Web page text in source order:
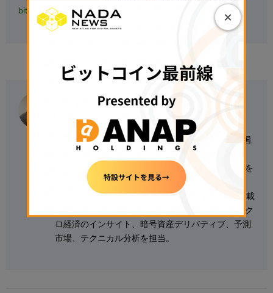
bitFlyer
つ
▷無料で口座開設する
Ibrahim Ajibade
金融マーケットアナリスト。ナイジェリアの
University of Ibadan（イバダン大学）卒業後、同国
の大手銀行Access Bankで法人向け業務を担当。
2020年以降、暗号資産関連のリサーチやレポートを
手がけ、これまでにCoinmarketcap、Beincrypto、
Crypto.news、FXStreet、Yahoo Financeなどに掲載
されている。 オンチェーン分析、グローバル・マク
ロ経済のインサイト、暗号資産デリバティブ、予測
市場、テクニカル分析を担当。
×